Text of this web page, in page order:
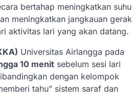
bertahap meningkatkan suhu
meningkatkan jangkauan gerak
aktivitas lari yang akan datang.
Universitas Airlangga pada
10 menit sebelum sesi lari
dengan kelompok
tahu” sistem saraf dan